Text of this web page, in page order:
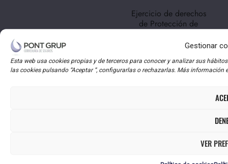
Gestionar
Esta web usa cookies propias y de terceros para conocer y analizar sus
las cookies pulsando “Aceptar ”, configurarlas o rechazarlas. Más información
VER
Ejercicio de derechos
de Protección de
información